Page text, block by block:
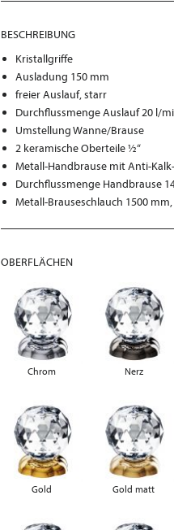
BESCHREIBUNG
Kristallgriffe
Ausladung 150 mm
freier Auslauf, starr
Durchflussmenge Auslauf 20 l/
Umstellung Wanne/Brause
2 keramische Oberteile ½“
Metall-Handbrause mit Anti-
Durchflussmenge Handbrause
Metall-Brauseschlauch 1500
OBERFLÄCHEN
Chrom Nerz
Gold Gold matt